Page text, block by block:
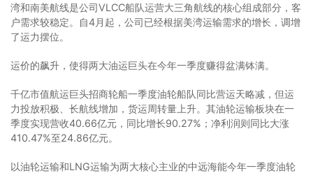
湾和南美航线是公司VLCC船队运营大三角航线的核心组成部分，客
户需求较稳定。自4月起，公司已经根据美湾运输需求的增长，调增
了运力摆位。
运价的飙升，使得两大油运巨头在今年一季度赚得盆满钵满。
千亿市值航运巨头招商轮船一季度油轮船队同比营运天略减，但运
力投放积极、长航线增加，货运周转量上升。其油轮运输板块在一
季度实现营收40.66亿元，同比增长90.27%；净利润则同比大涨
410.47%至24.86亿元。
以油轮运输和LNG运输为两大核心主业的中远海能今年一季度油轮